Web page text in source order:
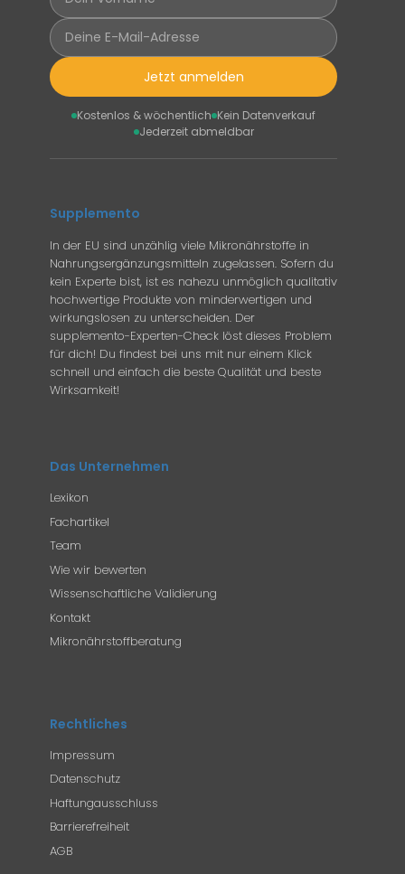
Jetzt anmelden
Kostenlos & wöchentlich Kein Datenverkauf
Jederzeit abmeldbar
Supplemento
In der EU sind unzählig viele Mikronährstoffe in
Nahrungsergänzungsmitteln zugelassen. Sofern du
kein Experte bist, ist es nahezu unmöglich qualitativ
hochwertige Produkte von minderwertigen und
wirkungslosen zu unterscheiden. Der
supplemento-Experten-Check löst dieses Problem
für dich! Du findest bei uns mit nur einem Klick
schnell und einfach die beste Qualität und beste
Wirksamkeit!
Das Unternehmen
Lexikon
Fachartikel
Team
Wie wir bewerten
Wissenschaftliche Validierung
Kontakt
Mikronährstoffberatung
Rechtliches
Impressum
Datenschutz
Haftungausschluss
Barrierefreiheit
AGB